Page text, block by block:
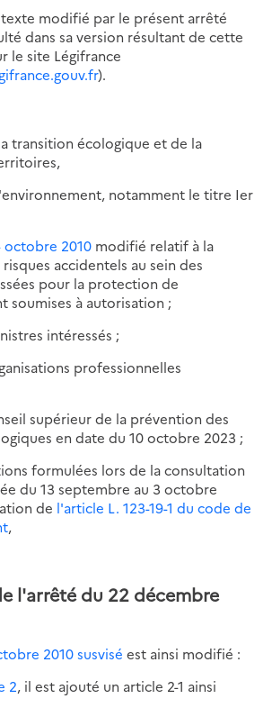
modifié par le présent arrêté
dans sa version résultant de cette
le site Légifrance
).
transition écologique et de la
notamment le titre Ier
2010 modifié relatif à la
accidentels au sein des
pour la protection de
soumises à autorisation ;
intéressés ;
professionnelles
supérieur de la prévention des
en date du 10 octobre 2023 ;
formulées lors de la consultation
du 13 septembre au 3 octobre
de l'article L. 123-19-1 du code de
,
l'arrêté du 22 décembre
2010 susvisé est ainsi modifié :
2, il est ajouté un article 2-1 ainsi